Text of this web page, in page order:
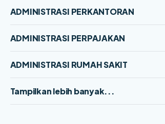
ADMINISTRASI PERKANTORAN
ADMINISTRASI PERPAJAKAN
ADMINISTRASI RUMAH SAKIT
Tampilkan lebih banyak...